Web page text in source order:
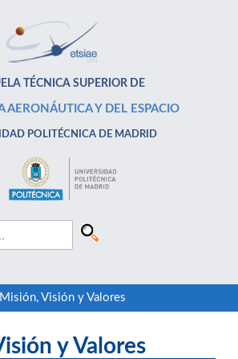
TÉCNICA SUPERIOR DE
AERONÁUTICA Y DEL ESPACIO
POLITÉCNICA DE MADRID
Misión, Visión y Valores
y Valores